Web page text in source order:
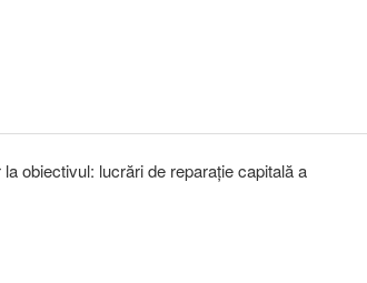
obiectivul: lucrări de reparație capitală a